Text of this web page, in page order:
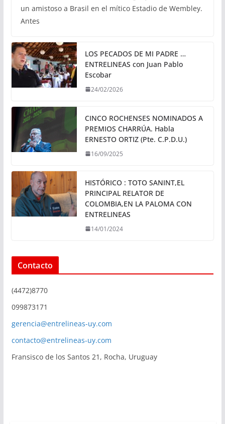
un amistoso a Brasil en el mítico Estadio de Wembley.
Antes
LOS PECADOS DE MI PADRE …
ENTRELINEAS con Juan Pablo
Escobar
24/02/2026
CINCO ROCHENSES NOMINADOS A
PREMIOS CHARRÚA. Habla
ERNESTO ORTIZ (Pte. C.P.D.U.)
16/09/2025
HISTÓRICO : TOTO SANINT,EL
PRINCIPAL RELATOR DE
COLOMBIA,EN LA PALOMA CON
ENTRELINEAS
14/01/2024
Contacto
(4472)8770
099873171
gerencia@entrelineas-uy.com
contacto@entrelineas-uy.com
Fransisco de los Santos 21, Rocha, Uruguay